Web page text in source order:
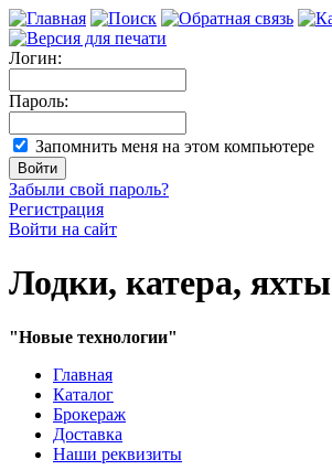
Логин:
Пароль:
Запомнить меня на этом компьютере
Забыли свой пароль?
Регистрация
Войти на сайт
Лодки, катера, яхты
"Новые технологии"
Главная
Каталог
Брокераж
Доставка
Наши реквизиты